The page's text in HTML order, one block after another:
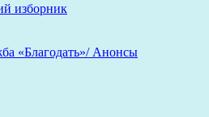
изборник
«Благодать»/ Анонсы